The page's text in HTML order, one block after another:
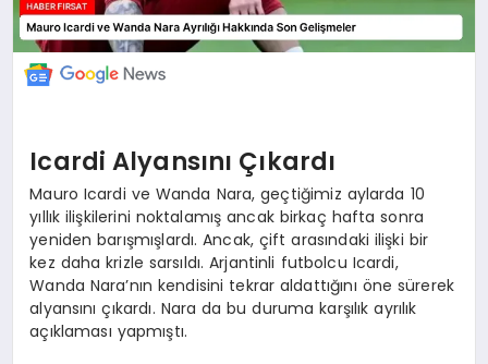
Icardi Alyansını Çıkardı
Mauro Icardi ve Wanda Nara, geçtiğimiz aylarda 10
yıllık ilişkilerini noktalamış ancak birkaç hafta sonra
yeniden barışmışlardı. Ancak, çift arasındaki ilişki bir
kez daha krizle sarsıldı. Arjantinli futbolcu Icardi,
Wanda Nara’nın kendisini tekrar aldattığını öne sürerek
alyansını çıkardı. Nara da bu duruma karşılık ayrılık
açıklaması yapmıştı.